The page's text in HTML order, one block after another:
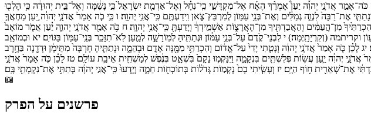
כֹּה־אָמַ֣ר אֲדֹנָ֣י יְהוִ֡ה יַעַן֩ אָמְרֵ֨ךְ הֶאָ֜ח אֶל־מִקְדָּשִׁ֣י כִֽי־נִחָ֗ל וְאֶל־אַדְמַ֤ת יִשְׂרָאֵל֙ כִּ֣י נָשַׁ֔מָּה וְאֶל־בֵּ֣ית יְהוּדָ֔ה כִּ֥י הָלְכ֖וּ
אֶת־רַבָּה֙ לִנְוֵ֣ה גְמַלִּ֔ים וְאֶת־בְּנֵ֥י עַמּ֖וֹן לְמִרְבַּץ־צֹ֑אן וִֽידַעְתֶּ֖ם כִּֽי־אֲנִ֥י יְהוָֽה׃ ו כִּ֣י כֹ֤ה אָמַר֙ אֲדֹנָ֣י יְהוִ֔ה יַ֚עַן מַחְאֲךָ֣
מִן־הָ֣עַמִּ֔ים וְהַאֲבַדְתִּ֖יךָ מִן־הָאֲרָצ֑וֹת אַשְׁמִ֣ידְךָ֔ וְיָדַעְתָּ֖ כִּֽי־אֲנִ֥י יְהוָֽה׃ ח כֹּ֥ה אָמַ֖ר אֲדֹנָ֣י יְהוִ֑ה יַ֗עַן אֲמֹ֤ר מוֹאָב֙
וקריתמה (וְקִרְיָתָֽיְמָה׃) י לִבְנֵי־קֶ֙דֶם֙ עַל־בְּנֵ֣י עַמּ֔וֹן וּנְתַתִּ֖יהָ לְמֽוֹרָשָׁ֑ה לְמַ֛עַן לֹֽא־תִזָּכֵ֥ר בְּנֵֽי־עַמּ֖וֹן בַּגּוֹיִֽם׃ יא וּבְמוֹאָ֖ב
יג לָכֵ֗ן כֹּ֤ה אָמַר֙ אֲדֹנָ֣י יְהוִ֔ה וְנָטִ֤תִי יָדִי֙ עַל־אֱד֔וֹם וְהִכְרַתִּ֥י מִמֶּ֖נָּה אָדָ֣ם וּבְהֵמָ֑ה וּנְתַתִּ֤יהָ חָרְבָּה֙ מִתֵּימָ֔ן וּדְדָ֖נֶה בַּחֶ֥רֶב
אֲדֹנָ֣י יְהוִ֔ה יַ֛עַן עֲשׂ֥וֹת פְּלִשְׁתִּ֖ים בִּנְקָמָ֑ה וַיִּנָּקְמ֤וּ נָקָם֙ בִּשְׁאָ֣ט בְּנֶ֔פֶשׁ לְמַשְׁחִ֖ית אֵיבַ֥ת עוֹלָֽם׃ טז לָכֵ֗ן כֹּ֤ה אָמַר֙ אֲדֹנָ֣י
אֶת־שְׁאֵרִ֖ית ח֥וֹף הַיָּֽם׃ יז וְעָשִׂ֤יתִי בָם֙ נְקָמ֣וֹת גְּדֹל֔וֹת בְּתוֹכְח֖וֹת חֵמָ֑ה וְיָֽדְעוּ֙ כִּֽי־אֲנִ֣י יְהוָ֔ה בְּתִתִּ֥י אֶת־נִקְמָתִ֖י בָּֽם׃
📖
פרשנים על הפרק